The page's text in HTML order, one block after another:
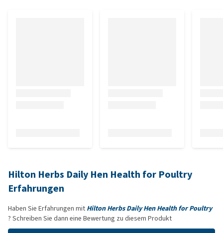
Hilton Herbs Daily Hen Health for Poultry
Erfahrungen
Haben Sie Erfahrungen mit Hilton Herbs Daily Hen Health for Poultry
? Schreiben Sie dann eine Bewertung zu diesem Produkt